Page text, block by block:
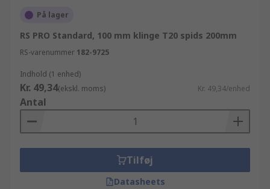
På lager
RS PRO Standard, 100 mm klinge T20 spids 200mm
RS-varenummer 182-9725
Indhold (1 enhed)
Kr. 49,34(ekskl. moms) Kr. 49,34/enhed
Antal
Tilføj
Datasheets